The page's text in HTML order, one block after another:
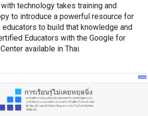
technology takes training and
to introduce a powerful resource for
educators to build that knowledge and
Educators with the Google for
available in Thai.